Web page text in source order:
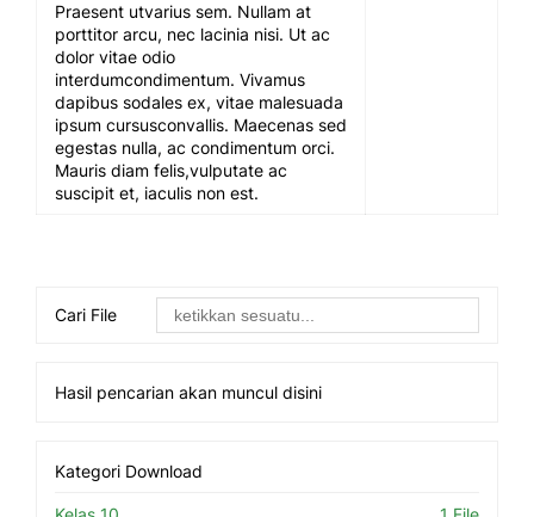
Praesent utvarius sem. Nullam at
porttitor arcu, nec lacinia nisi. Ut ac
dolor vitae odio
interdumcondimentum. Vivamus
dapibus sodales ex, vitae malesuada
ipsum cursusconvallis. Maecenas sed
egestas nulla, ac condimentum orci.
Mauris diam felis,vulputate ac
suscipit et, iaculis non est.
Cari File
Hasil pencarian akan muncul disini
Kategori Download